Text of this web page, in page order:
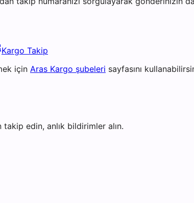
Kargo Takip
için Aras Kargo şubeleri sayfasını
takip edin, anlık bildirimler alın.